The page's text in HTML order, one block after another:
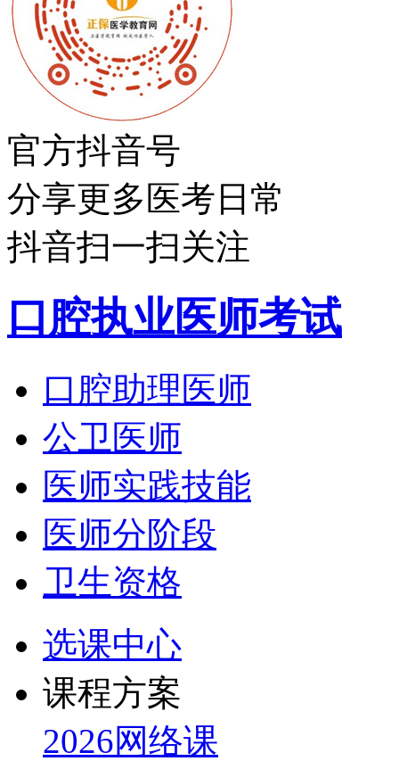
官方抖音号
分享更多医考日常
抖音扫一扫关注
口腔执业医师考试
口腔助理医师
公卫医师
医师实践技能
医师分阶段
卫生资格
选课中心
课程方案
2026网络课